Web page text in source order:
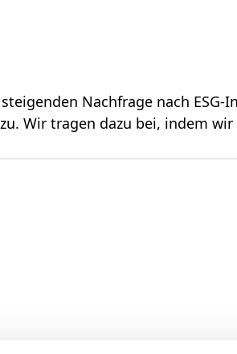
steigenden Nachfrage nach
Wir tragen dazu bei, indem wir